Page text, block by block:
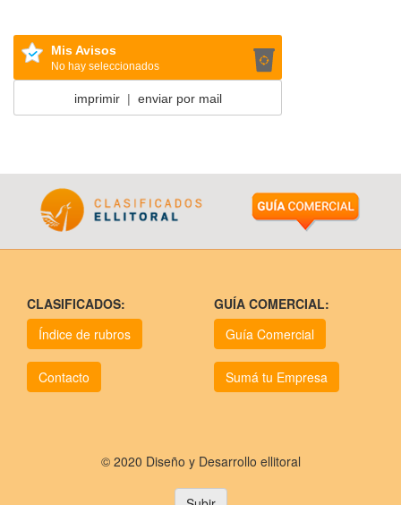
Mis Avisos
No hay seleccionados
imprimir| enviar por mail
CLASIFICADOS:
Índice de rubros
Contacto
GUÍA COMERCIAL:
Guía Comercial
Sumá tu Empresa
© 2020 Diseño y Desarrollo ellitoral